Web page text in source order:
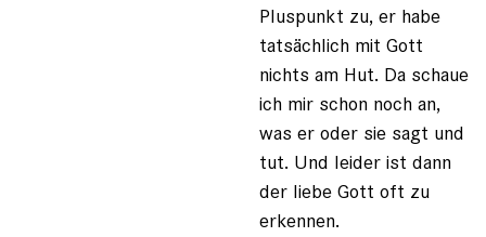
Pluspunkt zu, er habe
tatsächlich mit Gott
nichts am Hut. Da schaue
ich mir schon noch an,
was er oder sie sagt und
tut. Und leider ist dann
der liebe Gott oft zu
erkennen.